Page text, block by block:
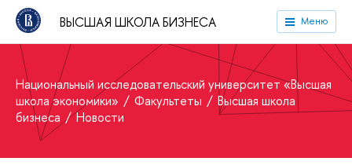
ВЫСШАЯ ШКОЛА БИЗНЕСА Меню
Национальный исследовательский университет «Высшая
школа экономики»
Факультеты
Высшая школа
бизнеса
Новости